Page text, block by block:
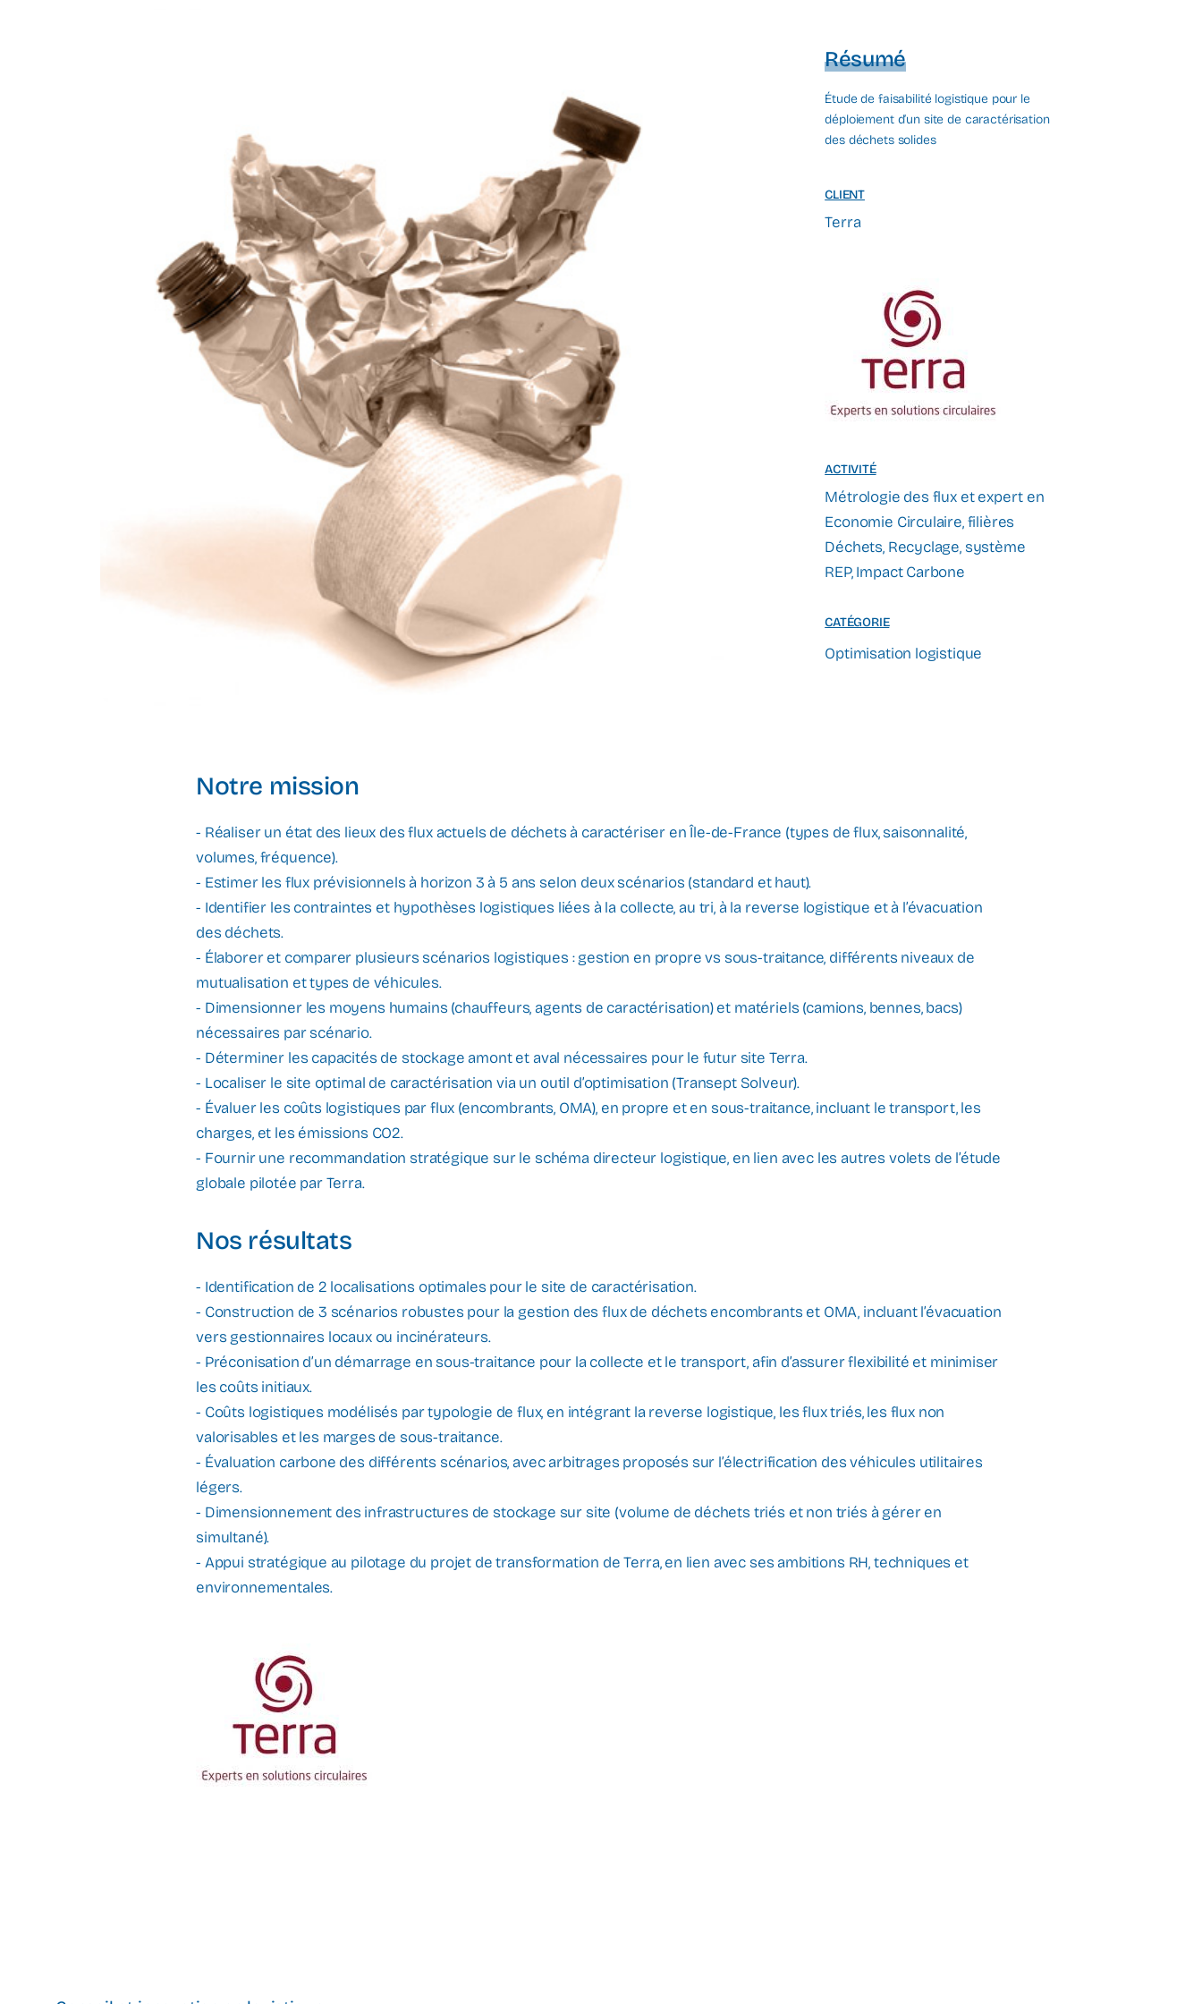
Résumé
Étude de faisabilité logistique pour le
déploiement d’un site de caractérisation
des déchets solides
CLIENT
Terra
ACTIVITÉ
Métrologie des flux et expert en
Economie Circulaire, filières
Déchets, Recyclage, système
REP, Impact Carbone
CATÉGORIE
Optimisation logistique
Notre mission
- Réaliser un état des lieux des flux actuels de déchets à caractériser en Île-de-France (types de flux, saisonnalité,
volumes, fréquence).
- Estimer les flux prévisionnels à horizon 3 à 5 ans selon deux scénarios (standard et haut).
- Identifier les contraintes et hypothèses logistiques liées à la collecte, au tri, à la reverse logistique et à l’évacuation
des déchets.
- Élaborer et comparer plusieurs scénarios logistiques : gestion en propre vs sous-traitance, différents niveaux de
mutualisation et types de véhicules.
- Dimensionner les moyens humains (chauffeurs, agents de caractérisation) et matériels (camions, bennes, bacs)
nécessaires par scénario.
- Déterminer les capacités de stockage amont et aval nécessaires pour le futur site Terra.
- Localiser le site optimal de caractérisation via un outil d’optimisation (Transept Solveur).
- Évaluer les coûts logistiques par flux (encombrants, OMA), en propre et en sous-traitance, incluant le transport, les
charges, et les émissions CO2.
- Fournir une recommandation stratégique sur le schéma directeur logistique, en lien avec les autres volets de l’étude
globale pilotée par Terra.
Nos résultats
- Identification de 2 localisations optimales pour le site de caractérisation.
- Construction de 3 scénarios robustes pour la gestion des flux de déchets encombrants et OMA, incluant l’évacuation
vers gestionnaires locaux ou incinérateurs.
- Préconisation d’un démarrage en sous-traitance pour la collecte et le transport, afin d’assurer flexibilité et minimiser
les coûts initiaux.
- Coûts logistiques modélisés par typologie de flux, en intégrant la reverse logistique, les flux triés, les flux non
valorisables et les marges de sous-traitance.
- Évaluation carbone des différents scénarios, avec arbitrages proposés sur l’électrification des véhicules utilitaires
légers.
- Dimensionnement des infrastructures de stockage sur site (volume de déchets triés et non triés à gérer en
simultané).
- Appui stratégique au pilotage du projet de transformation de Terra, en lien avec ses ambitions RH, techniques et
environnementales.